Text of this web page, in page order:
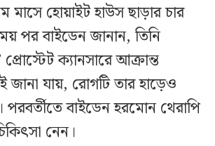
মাসে হোয়াইট হাউস ছাড়ার চার
পর বাইডেন জানান, তিনি
ক্যানসারে আক্রান্ত
যায়, রোগটি তার হাড়েও
বাইডেন হরমোন থেরাপি
নেন।